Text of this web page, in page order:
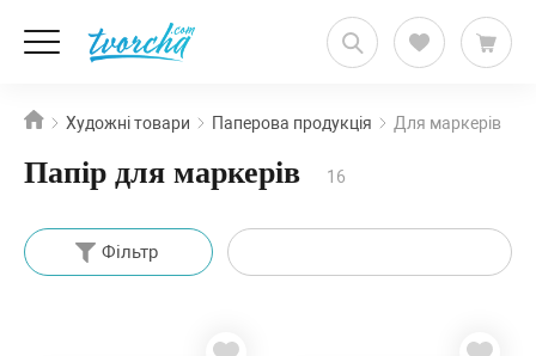
Художні товари Паперова продукція Для маркерів
Папір для маркерів 16
Фільтр